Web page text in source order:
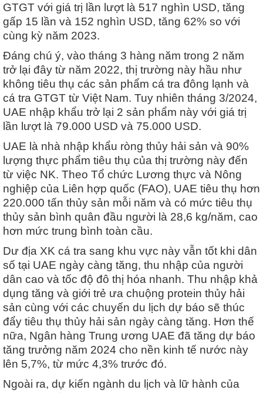
GTGT với giá trị lần lượt là 517 nghìn USD, tăng
gấp 15 lần và 152 nghìn USD, tăng 62% so với
cùng kỳ năm 2023.
Đáng chú ý, vào tháng 3 hàng năm trong 2 năm
trở lại đây từ năm 2022, thị trường này hầu như
không tiêu thụ các sản phẩm cá tra đông lạnh và
cá tra GTGT từ Việt Nam. Tuy nhiên tháng 3/2024,
UAE nhập khẩu trở lại 2 sản phẩm này với giá trị
lần lượt là 79.000 USD và 75.000 USD.
UAE là nhà nhập khẩu ròng thủy hải sản và 90%
lượng thực phẩm tiêu thụ của thị trường này đến
từ việc NK. Theo Tổ chức Lương thực và Nông
nghiệp của Liên hợp quốc (FAO), UAE tiêu thụ hơn
220.000 tấn thủy sản mỗi năm và có mức tiêu thụ
thủy sản bình quân đầu người là 28,6 kg/năm, cao
hơn mức trung bình toàn cầu.
Dư địa XK cá tra sang khu vực này vẫn tốt khi dân
số tại UAE ngày càng tăng, thu nhập của người
dân cao và tốc độ đô thị hóa nhanh. Thu nhập khả
dụng tăng và giới trẻ ưa chuộng protein thủy hải
sản cùng với các chuyến du lịch dự báo sẽ thúc
đẩy tiêu thụ thủy hải sản ngày càng tăng. Hơn thế
nữa, Ngân hàng Trung ương UAE đã tăng dự báo
tăng trưởng năm 2024 cho nền kinh tế nước này
lên 5,7%, từ mức 4,3% trước đó.
Ngoài ra, dự kiến ngành du lịch và lữ hành của